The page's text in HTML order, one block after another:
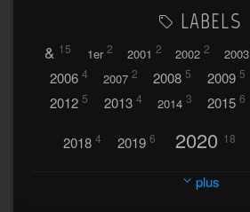
LABELS
& 15 1er 2 2001 2 2002 2 2003
2006 4 2007 2 2008 5 2009 5
2012 5 2013 4 2014 3 2015 6
2018 4 2019 6 2020 18
2023 32
plus